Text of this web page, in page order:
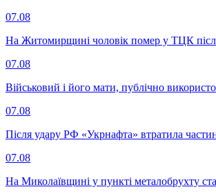
07.08
На Житомирщині чоловік помер у ТЦК
07.08
Військовий і його мати, публічно
07.08
Після удару РФ «Укрнафта» втратила
07.08
На Миколаївщині у пункті металобрухту